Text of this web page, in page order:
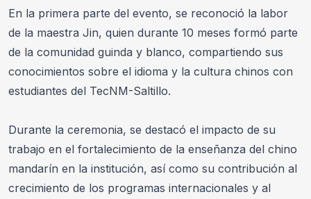
En la primera parte del evento, se reconoció la labor
de la maestra Jin, quien durante 10 meses formó parte
de la comunidad guinda y blanco, compartiendo sus
conocimientos sobre el idioma y la cultura chinos con
estudiantes del TecNM-Saltillo.
Durante la ceremonia, se destacó el impacto de su
trabajo en el fortalecimiento de la enseñanza del chino
mandarín en la institución, así como su contribución al
crecimiento de los programas internacionales y al